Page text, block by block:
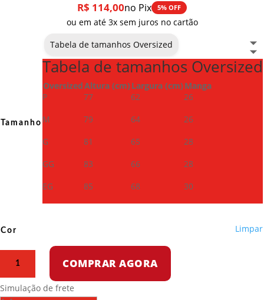
R$ 114,00no Pix 5% OFF
ou em até 3x sem juros no cartão
Tamanho
Tabela de tamanhos Oversized
Tabela de tamanhos Oversized
OversizedAltura (cm) Largura (cm) Manga
P
77 62
26
M
79 64
26
G
81 65
28
GG
83 66
28
EG
85 68 30
Cor Limpar
Aniversário
COMPRAR AGORA
Simulação de frete